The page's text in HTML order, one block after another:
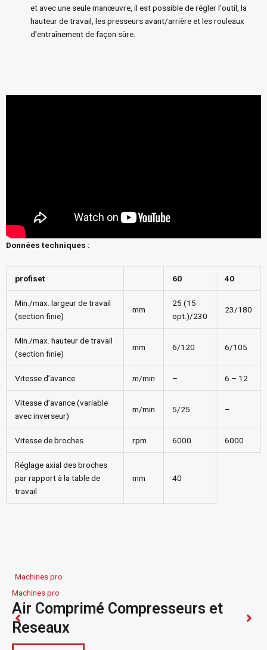
et avec une seule manœuvre, il est possible de régler l'outil, la
hauteur de travail, les presseurs avant/arrière et les rouleaux
d'entraînement de façon sûre.
Données techniques :
profiset 60 40
Min./max. largeur de travail
(section finie)
mm
25 (15
opt.)/230
23/180
Min./max. hauteur de travail
(section finie)
mm 6/120 6/105
Vitesse d’avance m/min – 6 – 12
Vitesse d’avance (variable
avec inverseur)
m/min 5/25 –
Vitesse de broches rpm 6000 6000
Réglage axial des broches
par rapport à la table de
travail
mm 40
Machines pro
pro
Comprimé Compresseurs et